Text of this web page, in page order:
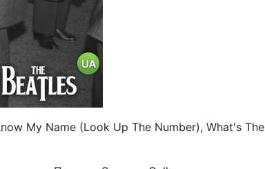
My Name (Look Up The Number), What's The